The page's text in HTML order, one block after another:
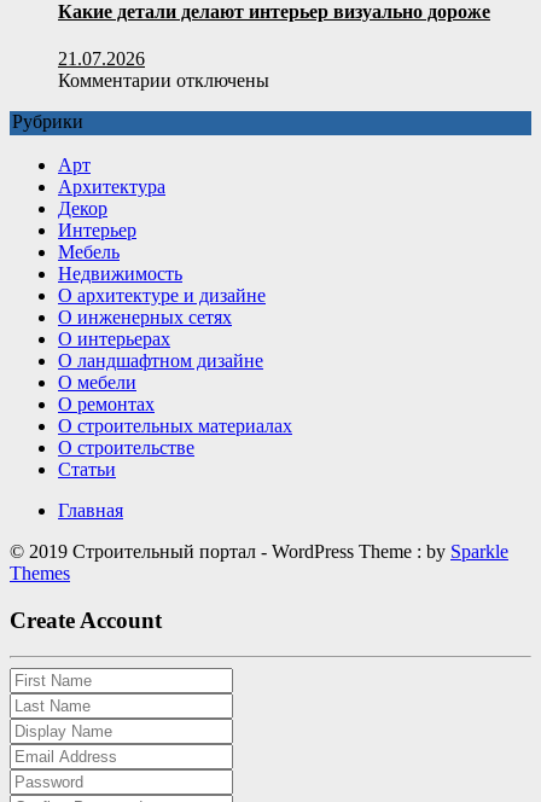
вода:
свойства
применения
Какие детали делают интерьер визуально дороже
21.07.2026
Комментарии котключены
Рубрики
Арт
Архитектура
Декор
Интерьер
Мебель
Недвижимость
О архитектуре и дизайне
О инженерных сетях
О интерьерах
О ландшафтном дизайне
О мебели
О ремонтах
О строительных материалах
О строительстве
Статьи
Главная
© 2019 Строительный портал - WordPress Theme : by Sparkle
Themes
Create Account